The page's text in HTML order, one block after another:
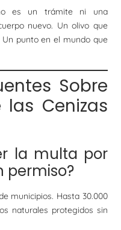
es un trámite ni una
nuevo. Un olivo que
punto en el mundo que
Sobre
Cenizas
la multa por
permiso?
municipios. Hasta 30.000
naturales protegidos sin